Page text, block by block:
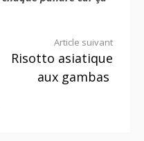
Article suivant
Risotto asiatique
aux gambas